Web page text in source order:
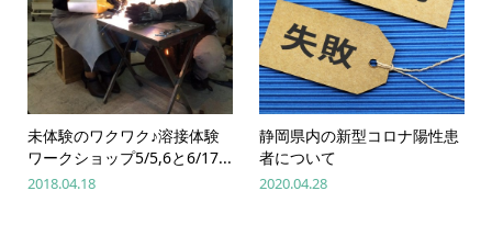
未体験のワクワク♪溶接体験
ワークショップ5/5,6と6/17...
2018.04.18
静岡県内の新型コロナ陽性患
者について
2020.04.28